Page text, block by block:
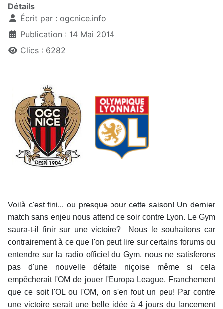
Détails
Écrit par : ogcnice.info
Publication : 14 Mai 2014
Clics : 6282
Voilà c'est fini... ou presque pour cette saison! Un dernier
match sans enjeu nous attend ce soir contre Lyon. Le Gym
saura-t-il finir sur une victoire? Nous le souhaitons car
contrairement à ce que l'on peut lire sur certains forums ou
entendre sur la radio officiel du Gym, nous ne satisferons
pas d'une nouvelle défaite niçoise même si cela
empêcherait l'OM de jouer l'Europa League. Franchement
que ce soit l'OL ou l'OM, on s'en fout un peu! Par contre
une victoire serait une belle idée à 4 jours du lancement